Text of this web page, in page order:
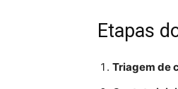
Etapas
Triagem de